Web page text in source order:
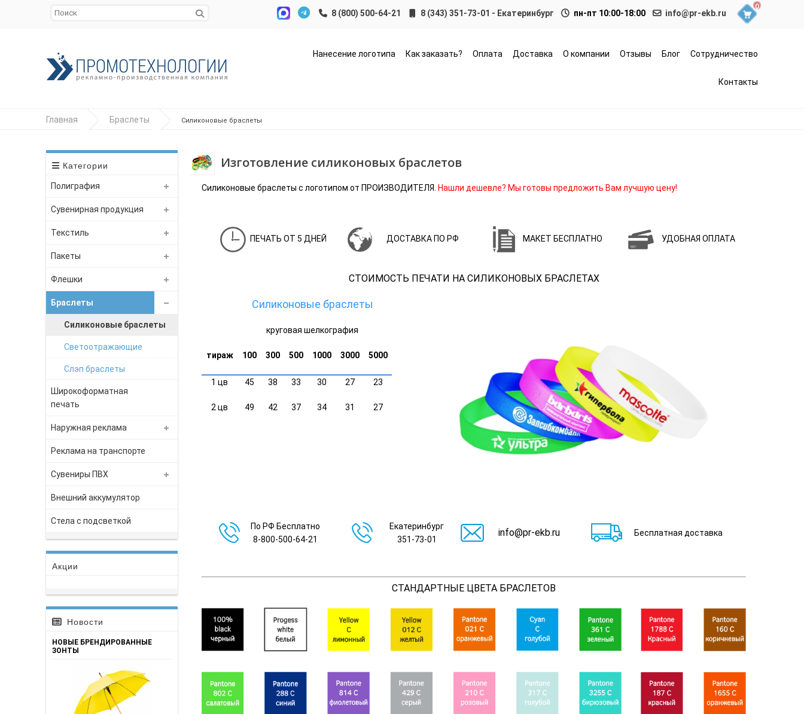
8 (343) 351-73-01 - Екатеринбург пн-пт 10:00-18:00 info@pr-ekb.ru
0
Нанесение логотипа Как заказать? Оплата Доставка О компании Отзывы Блог Сотрудничество
Контакты
Главная Браслеты Силиконовые браслеты
Категории
Полиграфия
Сувенирная продукция
Текстиль
Пакеты
Флешки
Браслеты
Силиконовые браслеты
Светоотражающие
Слэп браслеты
Широкоформатная
печать
Наружная реклама
Реклама на транспорте
Сувениры ПВХ
Внешний аккумулятор
Стела с подсветкой
Акции
Новости
НОВЫЕ БРЕНДИРОВАННЫЕ
ЗОНТЫ
Изготовление силиконовых браслетов
Силиконовые браслеты с логотипом от ПРОИЗВОДИТЕЛЯ. Нашли дешевле? Мы готовы предложить Вам лучшую цену!
ПЕЧАТЬ ОТ 5 ДНЕЙ ДОСТАВКА ПО РФ МАКЕТ БЕСПЛАТНО УДОБНАЯ ОПЛАТА
СТОИМОСТЬ ПЕЧАТИ НА СИЛИКОНОВЫХ БРАСЛЕТАХ
Силиконовые браслеты
круговая шелкография
тираж 100 300 500 1000 3000 5000
1 цв
2 цв
45
49
38
42
33
37
30
34
27
31
23
27
По РФ Бесплатно
8-800-500-64-21
Екатеринбург
351-73-01
info@pr-ekb.ru Бесплатная доставка
СТАНДАРТНЫЕ ЦВЕТА БРАСЛЕТОВ